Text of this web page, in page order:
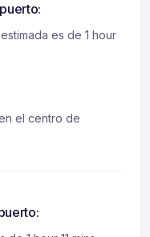
es de 1 hour
el centro de